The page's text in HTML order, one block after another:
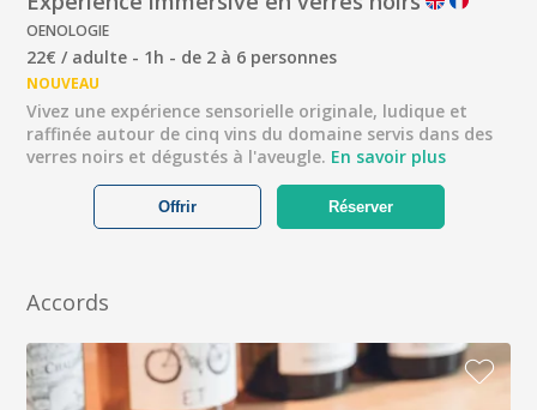
OENOLOGIE
22€ / adulte - 1h - de 2 à 6 personnes
NOUVEAU
Vivez une expérience sensorielle originale, ludique et
raffinée autour de cinq vins du domaine servis dans des
verres noirs et dégustés à l'aveugle. En savoir plus
Réserver
Offrir
Accords